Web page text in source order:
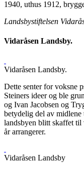
1940, uthus 1912,
Landsbystiftelsen
Vidaråsen Landsby.
Vidaråsen Landsby.
Dette senter for voksne
Steiners ideer og ble
og Ivan Jacobsen og
betydelig del av
landsbyen blitt skaffet til
år arrangerer.
Vidaråsen Landsby